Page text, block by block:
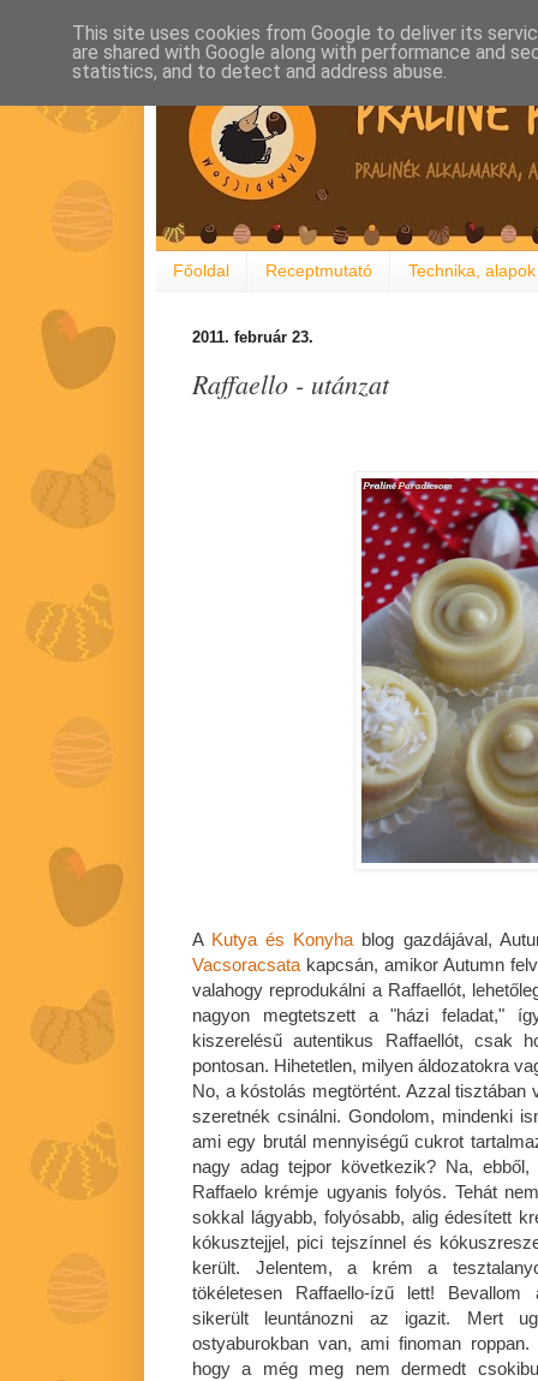
Főoldal Receptmutató Technika, alapok
2011. február 23.
Raffaello - utánzat
A Kutya és Konyhablog gazdájával,
Vacsoracsatakapcsán, amikor Autumn
valahogy reprodukálni a Raffaellót,
nagyon megtetszett a "házi feladat,"
kiszerelésű autentikus Raffaellót, csak
pontosan. Hihetetlen, milyen áldozatokra
No, a kóstolás megtörtént. Azzal
szeretnék csinálni. Gondolom, mindenki
ami egy brutál mennyiségű cukrot
nagy adag tejpor következik? Na,
Raffaelo krémje ugyanis folyós. Tehát
sokkal lágyabb, folyósabb, alig édesített
kókusztejjel, pici tejszínnel és
került. Jelentem, a krém a
tökéletesen Raffaello-ízű lett! Bevallom
sikerült leuntánozni az igazit. Mert
ostyaburokban van, ami finoman
hogy a még meg nem dermedt
This site uses cookies from Google to deliver its
are shared with Google along with performance and
statistics, and to detect and address abuse.